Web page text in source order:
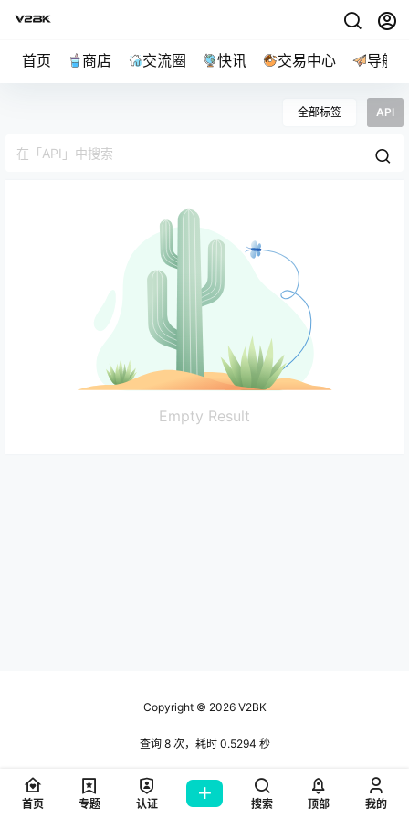
首页 商店 交流圈 快讯 交易中心 导航
全部标签 API
Empty Result
Copyright © 2026V2BK
查询 8 次，耗时 0.5294 秒
首页 专题 认证 搜索 顶部 我的